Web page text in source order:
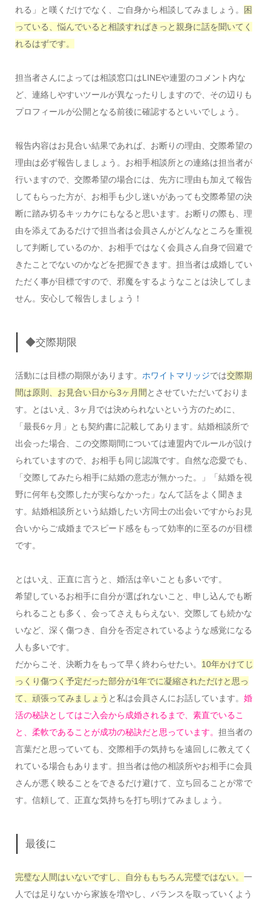
れる」と嘆くだけでなく、ご自身から相談してみましょう。
困
っている、悩んでいると相談すればきっと親身に話を聞いてく
れるはずです。
担当者さんによっては相談窓口はLINEや連盟のコメント内な
ど、連絡しやすいツールが異なったりしますので、その辺りも
プロフィールが公開となる前後に確認するといいでしょう。
報告内容はお見合い結果であれば、お断りの理由、交際希望の
理由は必ず報告しましょう。お相手相談所との連絡は担当者が
行いますので、交際希望の場合には、先方に理由も加えて報告
してもらった方が、お相手も少し迷いがあっても交際希望の決
断に踏み切るキッカケにもなると思います。お断りの際も、理
由を添えてあるだけで担当者は会員さんがどんなところを重視
して判断しているのか、お相手ではなく会員さん自身で回避で
きたことでないのかなどを把握できます。担当者は成婚してい
ただく事が目標ですので、邪魔をするようなことは決してしま
せん。安心して報告しましょう！
◆交際期限
活動には目標の期限があります。 ホワイトマリッジでは交際期
間は原則、お見合い日から3ヶ月間 とさせていただいておりま
す。とはいえ、3ヶ月では決められないという方のために、
「最長6ヶ月」とも契約書に記載してあります。結婚相談所で
出会った場合、この交際期間については連盟内でルールが設け
られていますので、お相手も同じ認識です。自然な恋愛でも、
「交際してみたら相手に結婚の意志が無かった。」「結婚を視
野に何年も交際したが実らなかった」なんて話をよく聞きま
す。結婚相談所という結婚したい方同士の出会いですからお見
合いからご成婚までスピード感をもって効率的に至るのが目標
です。
とはいえ、正直に言うと、婚活は辛いことも多いです。
希望しているお相手に自分が選ばれないこと、申し込んでも断
られることも多く、会ってさえもらえない、交際しても続かな
いなど、深く傷つき、自分を否定されているような感覚になる
人も多いです。
だからこそ、決断力をもって早く終わらせたい。 10年かけてじ
っくり傷つく予定だった部分が1年でに凝縮されただけと思っ
て、頑張ってみましょう と私は会員さんにお話しています。 婚
活の秘訣としてはご入会から成婚されるまで、素直でいるこ
と、柔軟であることが成功の秘訣だと思っています。 担当者の
言葉だと思っていても、交際相手の気持ちを遠回しに教えてく
れている場合もあります。担当者は他の相談所やお相手に会員
さんが悪く映ることをできるだけ避けて、立ち回ることが常で
す。信頼して、正直な気持ちを打ち明けてみましょう。
最後に
完璧な人間はいないですし、自分ももちろん完璧ではない。 一
人では足りないから家族を増やし、バランスを取っていくよう